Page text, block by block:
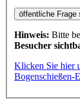
öffentliche Frage
Hinweis: Bitte
Besucher
Klicken Sie hier
Bogenschießen-